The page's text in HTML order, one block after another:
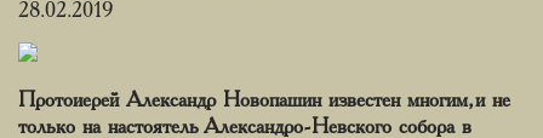
28.02.2019
Протоиерей Александр Новопашин известен многим, и не
только на настоятель Александро-Невского собора в